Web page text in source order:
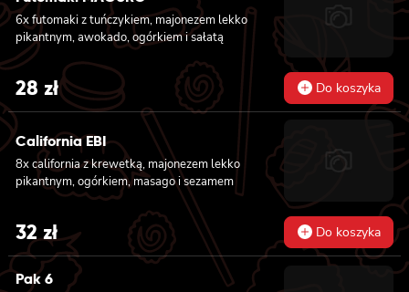
6x futomaki z tuńczykiem, majonezem lekko
pikantnym, awokado, ogórkiem i sałatą
28 zł Do koszyka
California EBI
8x california z krewetką, majonezem lekko
pikantnym, ogórkiem, masago i sezamem
32zł Do koszyka
Pak 6